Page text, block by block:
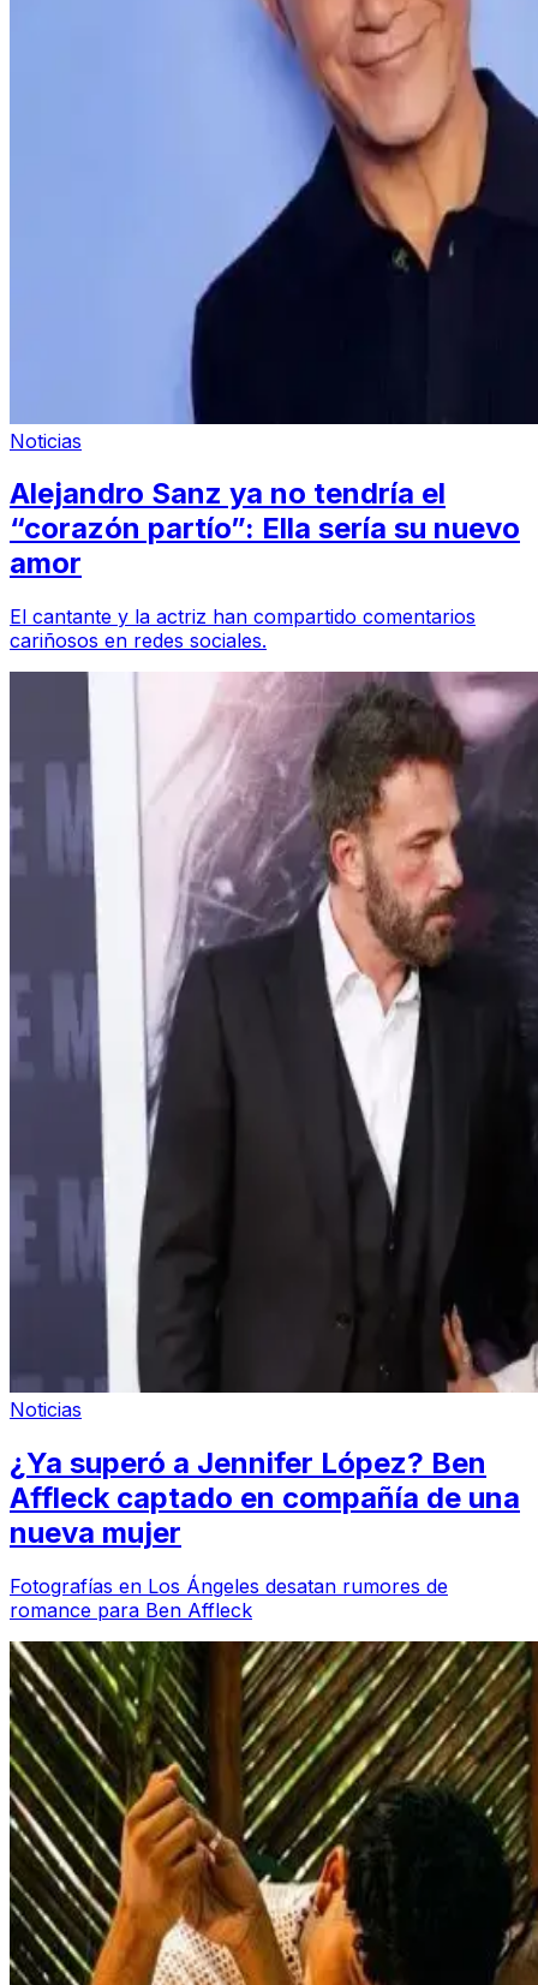
Noticias
Alejandro Sanz ya no tendría el
“corazón partío”: Ella sería su nuevo
amor
El cantante y la actriz han compartido comentarios
cariñosos en redes sociales.
Noticias
¿Ya superó a Jennifer López? Ben
Affleck captado en compañía de una
nueva mujer
Fotografías en Los Ángeles desatan rumores de
romance para Ben Affleck